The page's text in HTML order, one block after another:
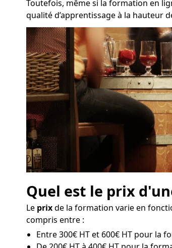
Toutefois, même si la formation en
qualité d’apprentissage à la hauteur
Quel est le prix
Le prixde la formation varie en
compris entre :
Entre 300€ HT et 600€ HT pour la